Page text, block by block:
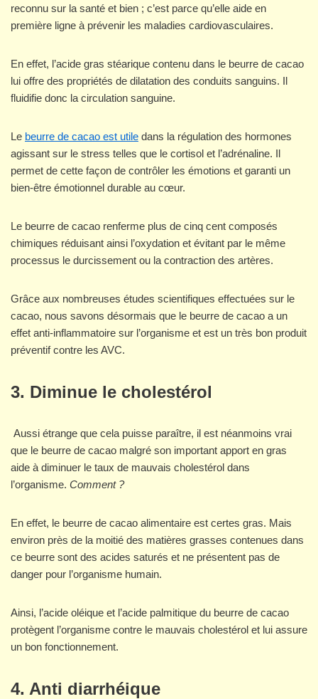
reconnu sur la santé et bien ; c’est parce qu’elle aide en
première ligne à prévenir les maladies cardiovasculaires.
En effet, l’acide gras stéarique contenu dans le beurre de cacao
lui offre des propriétés de dilatation des conduits sanguins. Il
fluidifie donc la circulation sanguine.
Le beurre de cacao est utile dans la régulation des hormones
agissant sur le stress telles que le cortisol et l’adrénaline. Il
permet de cette façon de contrôler les émotions et garanti un
bien-être émotionnel durable au cœur.
Le beurre de cacao renferme plus de cinq cent composés
chimiques réduisant ainsi l’oxydation et évitant par le même
processus le durcissement ou la contraction des artères.
Grâce aux nombreuses études scientifiques effectuées sur le
cacao, nous savons désormais que le beurre de cacao a un
effet anti-inflammatoire sur l’organisme et est un très bon produit
préventif contre les AVC.
3. Diminue le cholestérol
Aussi étrange que cela puisse paraître, il est néanmoins vrai
que le beurre de cacao malgré son important apport en gras
aide à diminuer le taux de mauvais cholestérol dans
l’organisme. Comment ?
En effet, le beurre de cacao alimentaire est certes gras. Mais
environ près de la moitié des matières grasses contenues dans
ce beurre sont des acides saturés et ne présentent pas de
danger pour l’organisme humain.
Ainsi, l’acide oléique et l’acide palmitique du beurre de cacao
protègent l’organisme contre le mauvais cholestérol et lui assure
un bon fonctionnement.
4. Anti diarrhéique